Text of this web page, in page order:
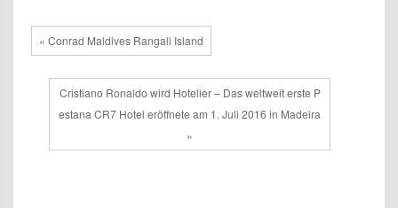
« Conrad Maldives Rangali Island
Cristiano Ronaldo wird Hotelier – Das weltweit erste P
estana CR7 Hotel eröffnete am 1. Juli 2016 in Madeira
»